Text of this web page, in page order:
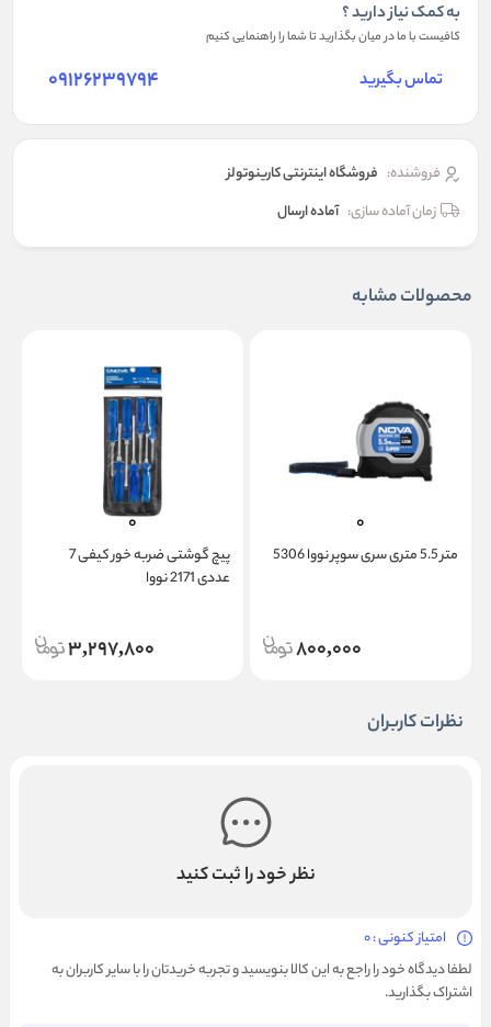
به کمک نیاز دارید ؟
کافیست با ما در میان بگذارید تا شما را راهنمایی کنیم
تماس بگیرید 09126239794
فروشنده: فروشگاه اینترنتی کارینوتولز
زمان آماده سازی: آماده ارسال
محصولات مشابه
متر 5.5 متری سری سوپر نووا 5306
800,000
پیچ گوشتی ضربه خور کیفی 7
عددی 2171 نووا
3,297,800
نظرات کاربران
نظر خود را ثبت کنید
امتیاز کنونی : 0
لطفا دیدگاه خود را راجع به این کالا بنویسید و تجربه خریدتان را با سایر کاربران به
اشتراک بگذارید.